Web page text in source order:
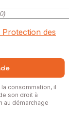
Protection des
consommation, il
son droit à
au démarchage